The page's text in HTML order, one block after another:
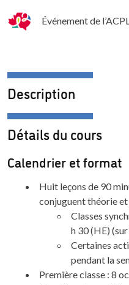
Événement de
Description
Détails du cours
Calendrier et format
Huit leçons de 90
conjuguent théorie
Classes
h 30 (HE)
Certaines
pendant la
Première classe : 8